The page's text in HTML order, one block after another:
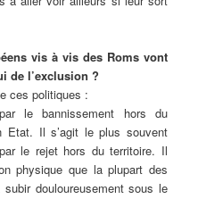
vis à vis des Roms vont
de l’exclusion ?
ces politiques :
le bannissement hors du
Etat. Il s’agit le plus souvent
le rejet hors du territoire. Il
physique que la plupart des
douloureusement sous le